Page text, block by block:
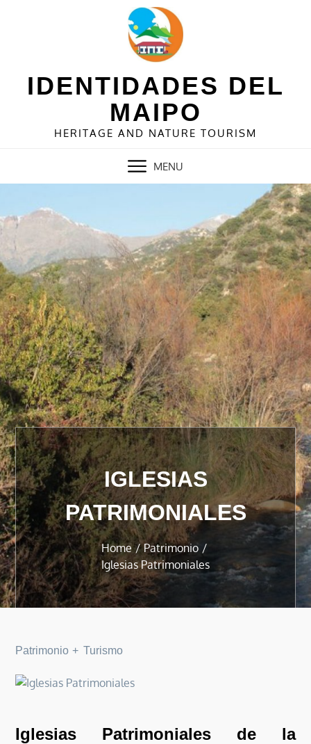
IDENTIDADES DEL
MAIPO
HERITAGE AND NATURE TOURISM
MENU
IGLESIAS
PATRIMONIALES
Home
Patrimonio
Iglesias Patrimoniales
Patrimonio Turismo
Iglesias Patrimoniales de la